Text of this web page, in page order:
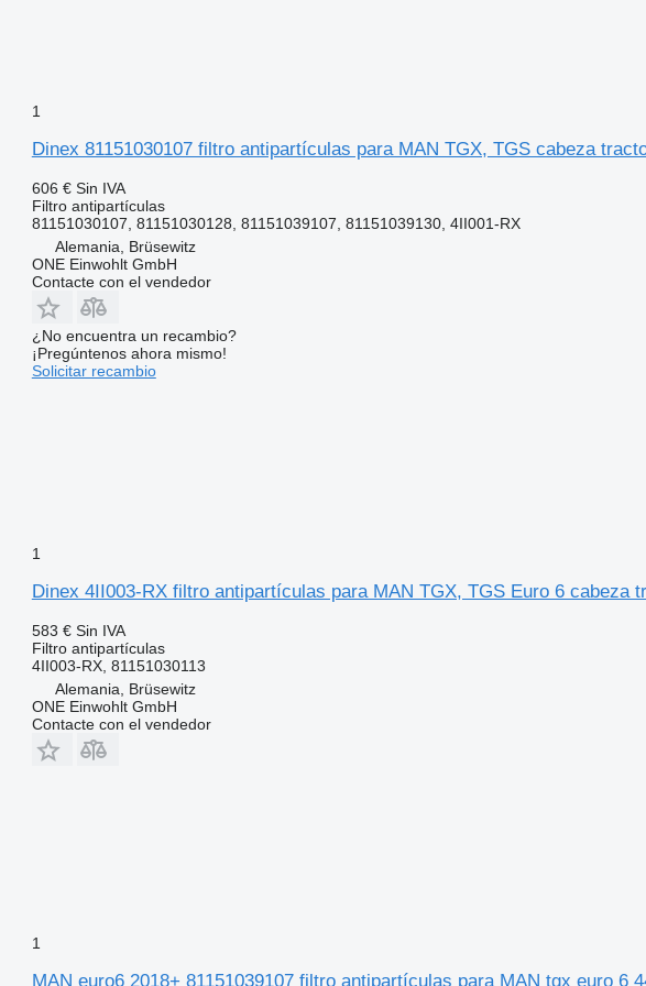
1
Dinex 81151030107 filtro antipartículas para MAN TGX, TGS cabeza
606 € Sin IVA
Filtro antipartículas
81151030107, 81151030128, 81151039107, 81151039130, 4II001-RX
Alemania, Brüsewitz
ONE Einwohlt GmbH
Contacte con el vendedor
¿No encuentra un recambio?
¡Pregúntenos ahora mismo!
Solicitar recambio
1
Dinex 4II003-RX filtro antipartículas para MAN TGX, TGS Euro 6 cabeza
583 € Sin IVA
Filtro antipartículas
4II003-RX, 81151030113
Alemania, Brüsewitz
ONE Einwohlt GmbH
Contacte con el vendedor
1
MAN euro6 2018+ 81151039107 filtro antipartículas para MAN tgx euro 6